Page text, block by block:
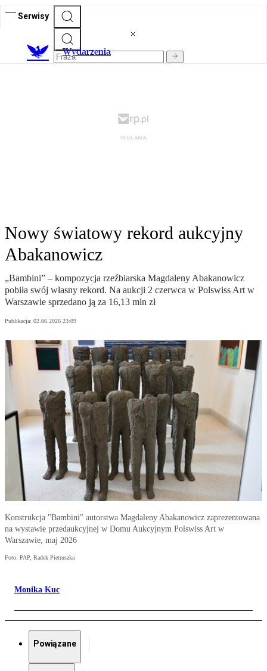
Serwisy
Wydarzenia
Nowy światowy rekord aukcyjny
Abakanowicz
„Bambini” – kompozycja rzeźbiarska Magdaleny Abakanowicz
pobiła swój własny rekord. Na aukcji 2 czerwca w Polswiss Art w
Warszawie sprzedano ją za 16,13 mln zł
Publikacja: 02.06.2026 23:09
Konstrukcja "Bambini" autorstwa Magdaleny Abakanowicz zaprezentowana
na wystawie przedaukcyjnej w Domu Aukcyjnym Polswiss Art w
Warszawie, maj 2026
Foto: PAP, Radek Pietruszka
Monika Kuc
Powiązane